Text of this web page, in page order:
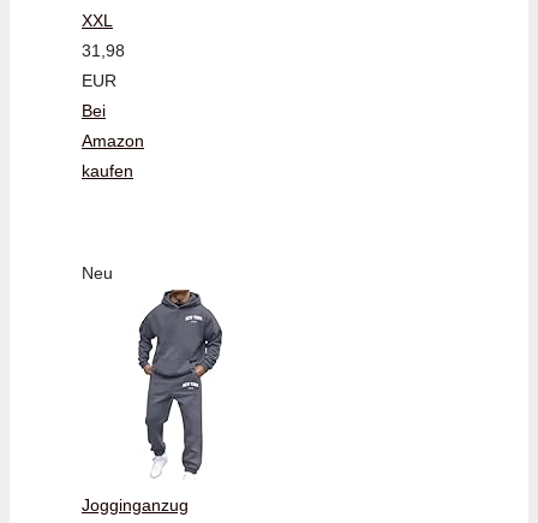
XXL
31,98
EUR
Bei
Amazon
kaufen
Neu
Jogginganzug